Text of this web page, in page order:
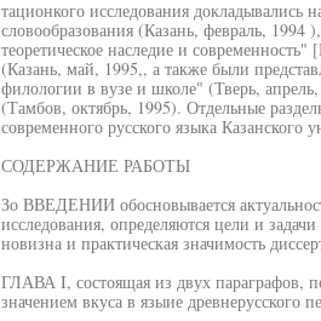
тационкого исследования докладывались
словообразования (Казань, февраль,
теоретическое наследие и
(Казань, май, 1995,, а также были
филологии в вузе и школе" (Тверь,
(Тамбов, октябрь, 1995). Отдельные
современного русского языка Казанского
СОДЕРЖАНИЕ РАБОТЫ
Зо ВВЕДЕНИИ обосновывается
исследования, определяются цели и
новизна и практическая значимость
ГЛАВА I, состоящая из двух параграфов,
значением вкуса в языие древнерусского